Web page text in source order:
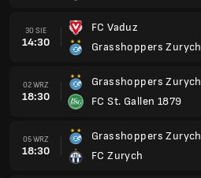
30 SIE
14:30
FC Vaduz
Grasshoppers Zurych
02 WRZ
18:30
Grasshoppers Zurych
FC St. Gallen 1879
05 WRZ
18:30
Grasshoppers Zurych
FC Zurych